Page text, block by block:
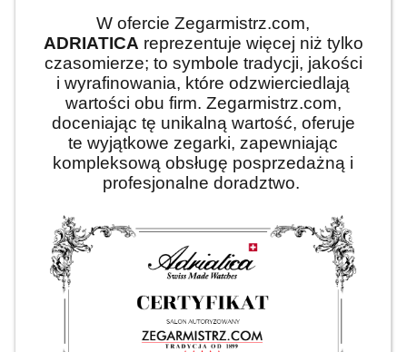
W ofercie Zegarmistrz.com,
ADRIATICA reprezentuje więcej niż tylko
czasomierze; to symbole tradycji, jakości
i wyrafinowania, które odzwierciedlają
wartości obu firm. Zegarmistrz.com,
doceniając tę unikalną wartość, oferuje
te wyjątkowe zegarki, zapewniając
kompleksową obsługę posprzedażną i
profesjonalne doradztwo.